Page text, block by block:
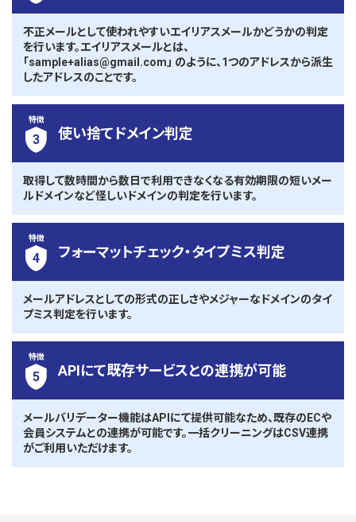
不正メールとして使われやすいエイリアスメールかどうかの判定
を行います。エイリアスメールとは、
「sample+alias@gmail.com」 のように、1つのアドレスから派生
したアドレスのことです。
特徴
3 使い捨てドメイン判定
取得して数時間から数日で利用できなくなる有効期限の短いメー
ルドメインなど怪しいドメインの判定を行います。
特徴
4 フォーマットチェック・タイプミス判定
メールアドレスとしての形式の正しさやメジャーなドメインのタイ
プミス判定を行います。
特徴
5 APIにて既存サービスとの連携が可能
メールバリデーター機能はAPIにて提供可能なため、既存のECや
会員システムとの連携が可能です。一括クリーニングはCSV連携
がご利用いただけます。